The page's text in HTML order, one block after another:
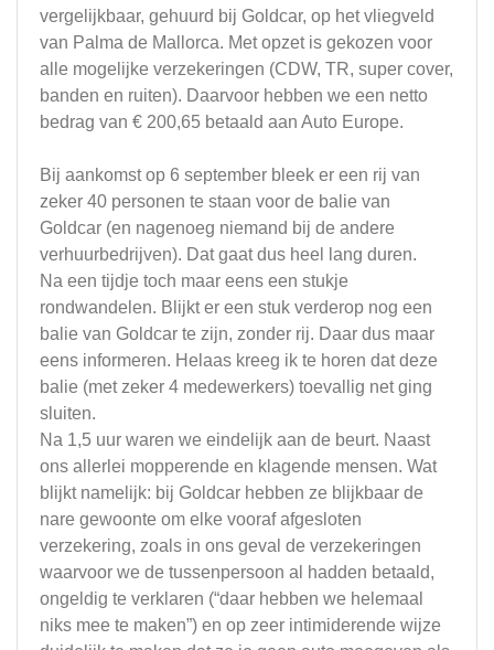
vergelijkbaar, gehuurd bij Goldcar, op het vliegveld
van Palma de Mallorca. Met opzet is gekozen voor
alle mogelijke verzekeringen (CDW, TR, super cover,
banden en ruiten). Daarvoor hebben we een netto
bedrag van € 200,65 betaald aan Auto Europe.
Bij aankomst op 6 september bleek er een rij van
zeker 40 personen te staan voor de balie van
Goldcar (en nagenoeg niemand bij de andere
verhuurbedrijven). Dat gaat dus heel lang duren.
Na een tijdje toch maar eens een stukje
rondwandelen. Blijkt er een stuk verderop nog een
balie van Goldcar te zijn, zonder rij. Daar dus maar
eens informeren. Helaas kreeg ik te horen dat deze
balie (met zeker 4 medewerkers) toevallig net ging
sluiten.
Na 1,5 uur waren we eindelijk aan de beurt. Naast
ons allerlei mopperende en klagende mensen. Wat
blijkt namelijk: bij Goldcar hebben ze blijkbaar de
nare gewoonte om elke vooraf afgesloten
verzekering, zoals in ons geval de verzekeringen
waarvoor we de tussenpersoon al hadden betaald,
ongeldig te verklaren (“daar hebben we helemaal
niks mee te maken”) en op zeer intimiderende wijze